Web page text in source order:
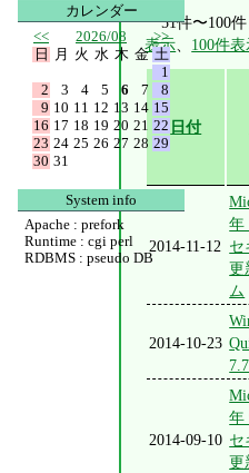
51件〜100
表示、 100件
日付
2014-11-12
年
セ
更
ム
2014-10-23
2014-09-10
年
セ
更
カレンダー
<<
2026/08
>>
日
月 火 水 木 金 土
1
2
3 4 5 6 7
8
9 10 11 12 13 14 15
16 17 18 19 20 21 22
23 24 25 26 27 28 29
30 31
System info
Apache : prefork
Runtime : cgi perl
RDBMS : pseudo DB